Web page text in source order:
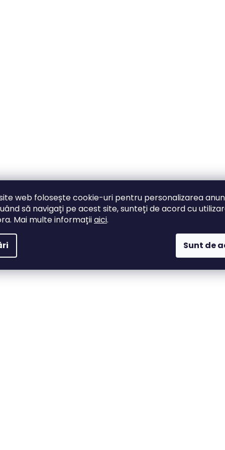
web folosește cookie-uri pentru personalizarea
să navigați pe acest site, sunteți de acord cu
Mai multe informațiiaici.
Sunt de